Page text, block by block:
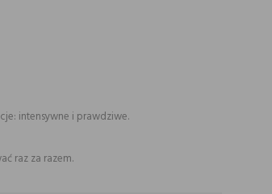
intensywne i prawdziwe.
raz za razem.